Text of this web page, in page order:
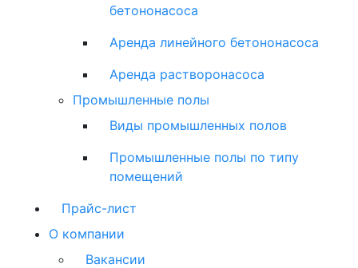
бетононасоса
Аренда линейного бетононасоса
Аренда растворонасоса
Промышленные полы
Виды промышленных полов
Промышленные полы по типу
помещений
Прайс-лист
О компании
Вакансии